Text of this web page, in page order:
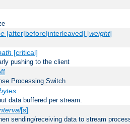
[after|before|interleaved] [weight]
[critical]
pushing to the client
Processing Switch
data buffered per stream.
[s]
sending/receiving data to stream